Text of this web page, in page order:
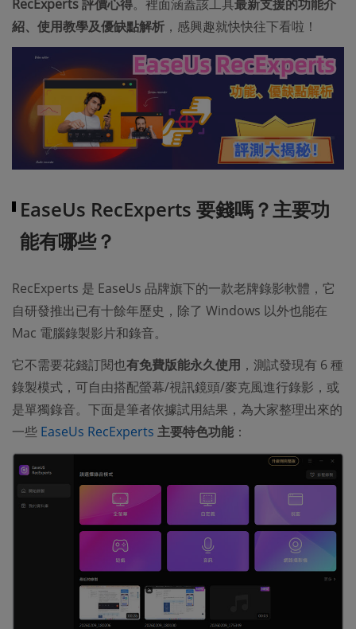
RecExperts 評價心得。裡面涵蓋該工具最新支援的功能介
紹、使用教學及優缺點解析 ，感興趣就快快往下看啦！
EaseUs RecExperts 要錢嗎？主要功
能有哪些？
RecExperts 是 EaseUs 品牌旗下的一款老牌錄影軟體，它
自研發推出已有十餘年歷史，除了 Windows 以外也能在
Mac 電腦錄製影片和錄音。
它不需要花錢訂閱也有免費版能永久使用 ，測試發現有 6 種
錄製模式，可自由搭配螢幕/視訊鏡頭/麥克風進行錄影，或
是單獨錄音。下面是筆者依據試用結果，為大家整理出來的
一些 EaseUs RecExperts 主要特色功能 ：